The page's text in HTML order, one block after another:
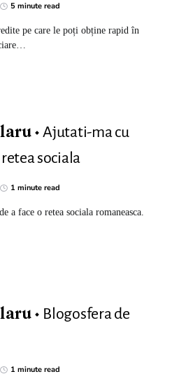
5 minute read
pe care le poți obține rapid în
Ajutati-ma cu
sociala
1 minute read
a face o retea sociala romaneasca.
Blogosfera de
1 minute read